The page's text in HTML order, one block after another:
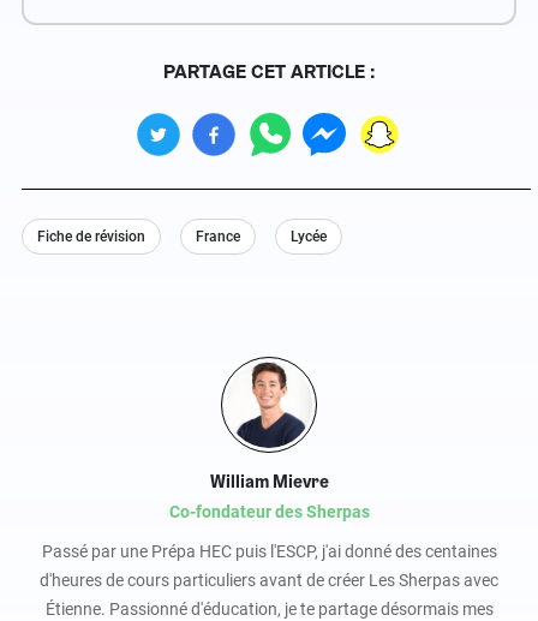
William Mievre
Co-fondateur des Sherpas
Passé par une Prépa HEC puis l'ESCP, j'ai donné des centaines
d'heures de cours particuliers avant de créer Les Sherpas avec
Étienne. Passionné d'éducation, je te partage désormais mes
PARTAGE CET ARTICLE :
Fiche de révision France Lycée